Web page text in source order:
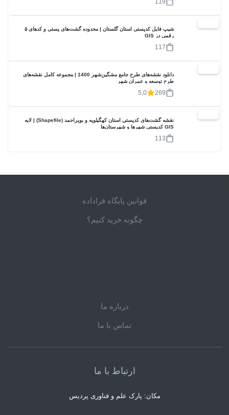
119
شیپ فایل کدپستی استان گلستان | محدوده گشت‌های پستی و کدهای ۵
رقمی در GIS
117
دانلود نقشه‌های طرح جامع مشگین‌شهر 1400 | مجموعه کامل نقشه‌های
طرح توسعه و عمران شهر
269
5,0
نقشه گشت‌های کدپستی استان کهگیلویه و بویراحمد (Shapefile) | لایه
GIS کدپستی شهرها و شهرستان‌ها
113
قوانین پایگاه فراداده
چگونه خرید کنیم؟
درباره ما
تماس با ما
ارتباط با ما
مکان: پارک علم و فناوری پردیس